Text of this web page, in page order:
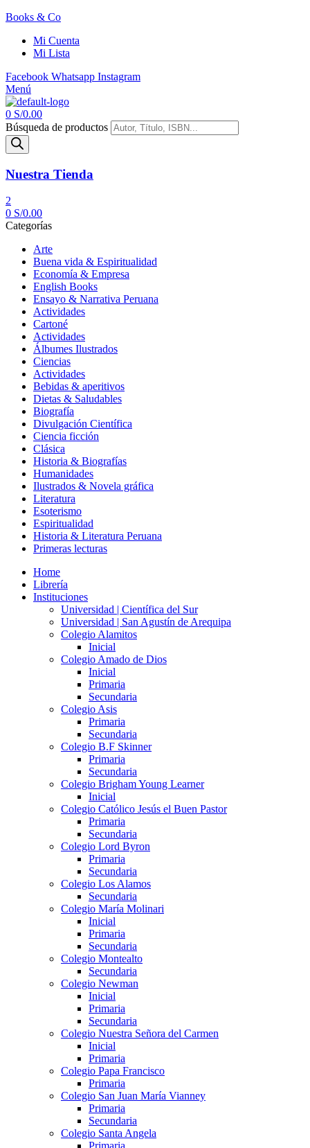
Books & Co
Mi Cuenta
Mi Lista
Facebook Whatsapp Instagram
Menú
0 S/0.00
Búsqueda de productos
Nuestra Tienda
2
0 S/0.00
Categorías
Arte
Buena vida & Espiritualidad
Economía & Empresa
English Books
Ensayo & Narrativa Peruana
Actividades
Cartoné
Actividades
Álbumes Ilustrados
Ciencias
Actividades
Bebidas & aperitivos
Dietas & Saludables
Biografía
Divulgación Científica
Ciencia ficción
Clásica
Historia & Biografías
Humanidades
Ilustrados & Novela gráfica
Literatura
Esoterismo
Espiritualidad
Historia & Literatura Peruana
Primeras lecturas
Home
Librería
Instituciones
Universidad | Científica del Sur
Universidad | San Agustín de Arequipa
Colegio Alamitos
Inicial
Colegio Amado de Dios
Inicial
Primaria
Secundaria
Colegio Asis
Primaria
Secundaria
Colegio B.F Skinner
Primaria
Secundaria
Colegio Brigham Young Learner
Inicial
Colegio Católico Jesús el Buen Pastor
Primaria
Secundaria
Colegio Lord Byron
Primaria
Secundaria
Colegio Los Alamos
Secundaria
Colegio María Molinari
Inicial
Primaria
Secundaria
Colegio Montealto
Secundaria
Colegio Newman
Inicial
Primaria
Secundaria
Colegio Nuestra Señora del Carmen
Inicial
Primaria
Colegio Papa Francisco
Primaria
Colegio San Juan María Vianney
Primaria
Secundaria
Colegio Santa Angela